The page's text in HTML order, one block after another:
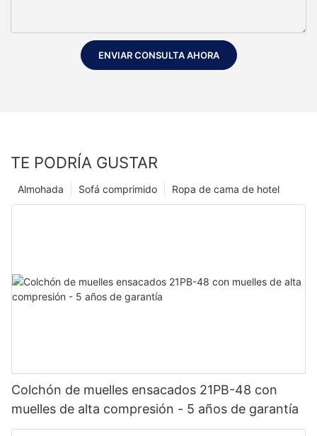
ENVIAR CONSULTA AHORA
TE PODRÍA GUSTAR
Ropa de cama de hotel
Sofá comprimido
Almohada
Colchón de muelles ensacados 21PB-48 con
muelles de alta compresión - 5 años de garantía